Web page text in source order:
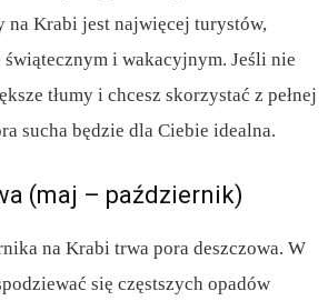
na Krabi jest najwięcej turystów,
świątecznym i wakacyjnym. Jeśli nie
tłumy i chcesz skorzystać z pełnej
sucha będzie dla Ciebie idealna.
(maj – październik)
na Krabi trwa pora deszczowa. W
się częstszych opadów